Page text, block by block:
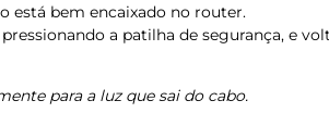
está bem encaixado no router.
a patilha de segurança, e
para a luz que sai do cabo.